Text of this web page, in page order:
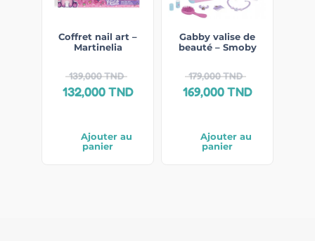
Coffret nail art –
Martinelia
139,000TND
132,000TND
Ajouter au
panier
Gabby valise de
beauté – Smoby
179,000TND
169,000TND
Ajouter au
panier